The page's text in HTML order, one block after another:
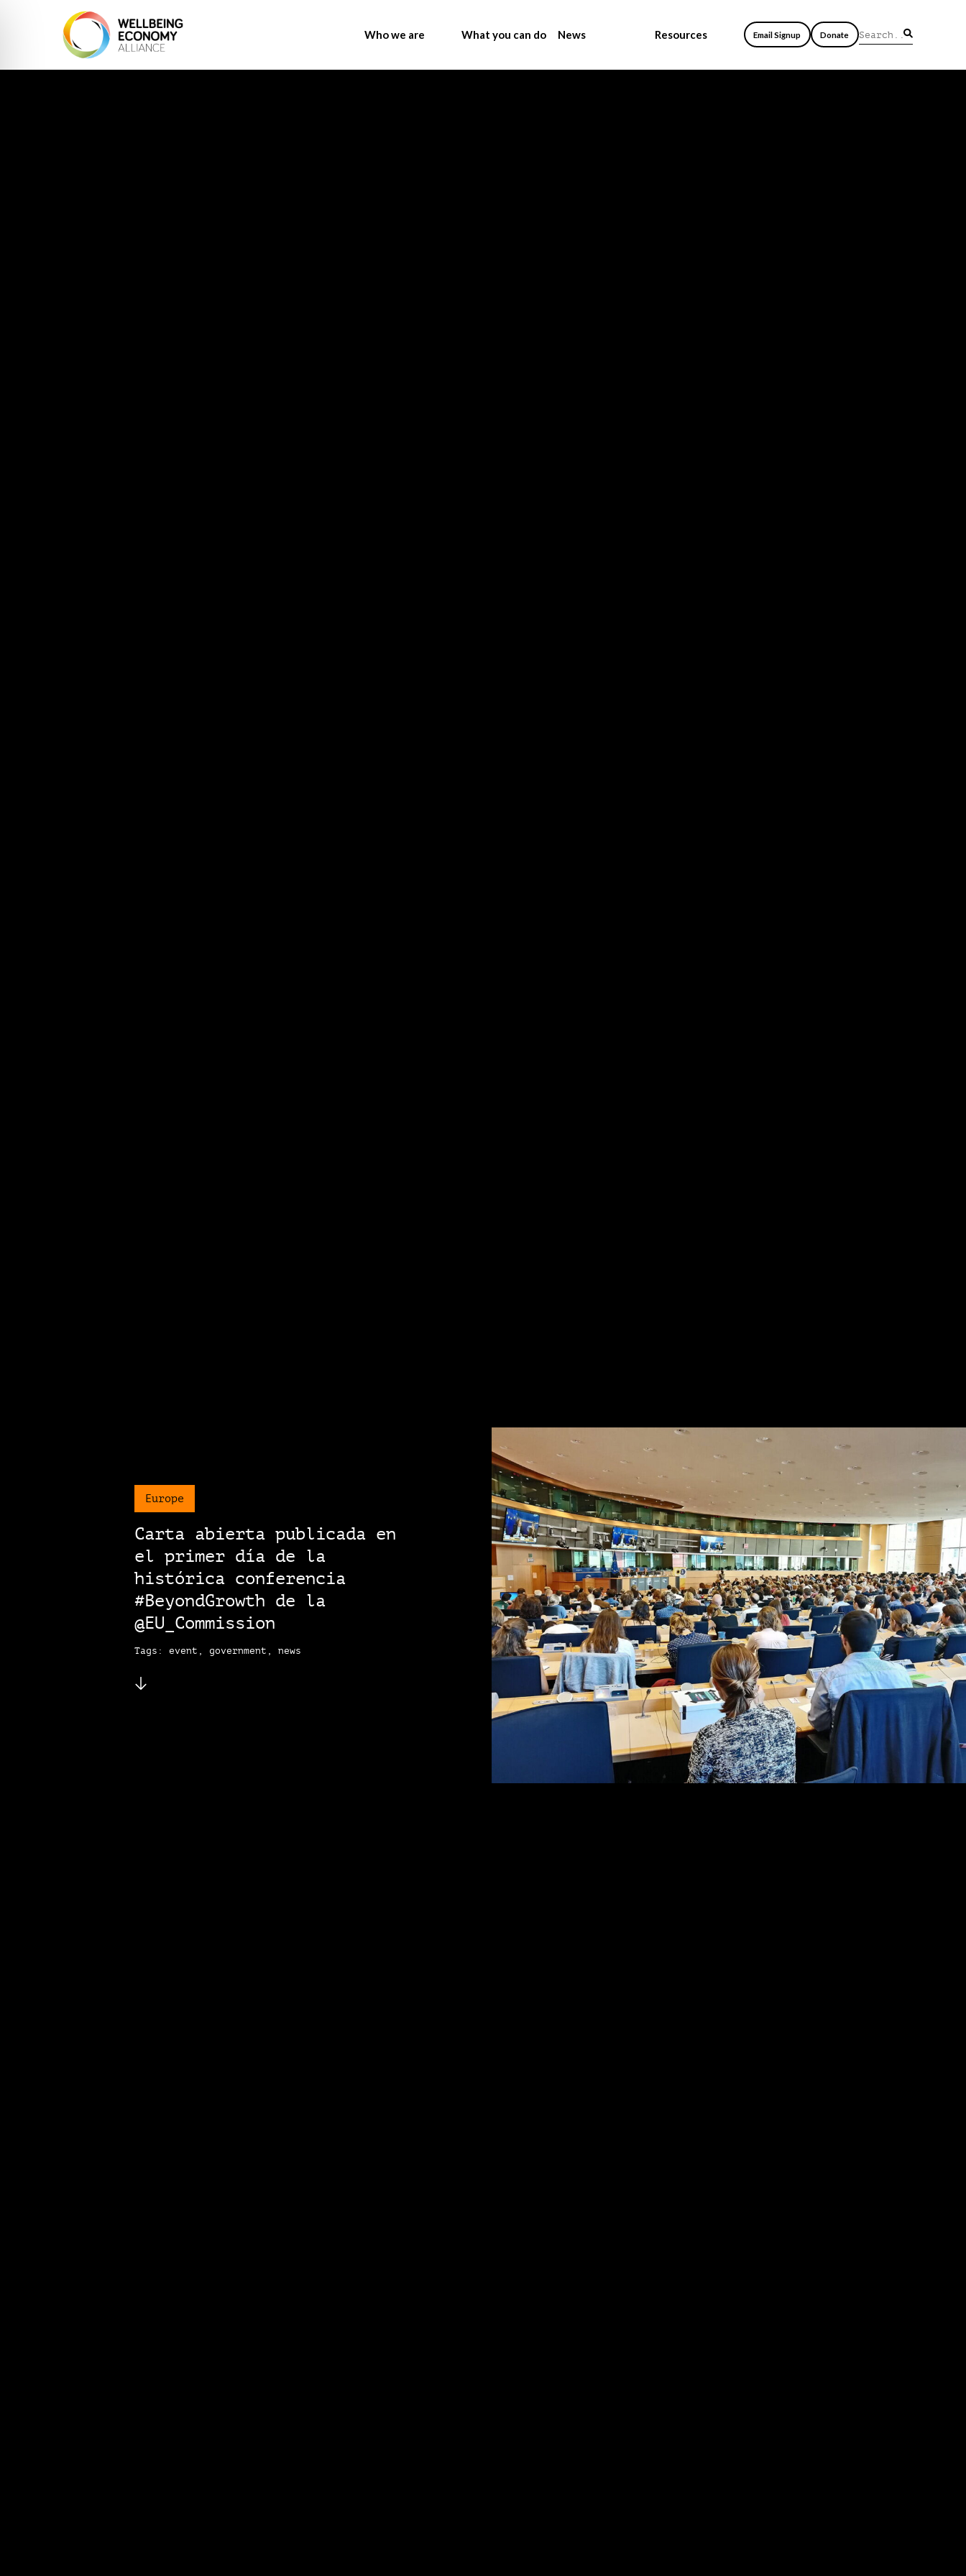
Who we are What you can do News Resources Email Signup Donate
Europe
Carta abierta publicada en
el primer día de la
histórica conferencia
#BeyondGrowth de la
@EU_Commission
Tags: event, government, news